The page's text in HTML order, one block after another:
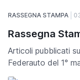
RASSEGNA STAMPA
Rassegna
Articoli pubblicati
Federauto del 1°